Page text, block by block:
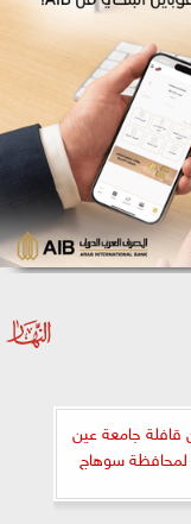
قافلة جامعة عين
سوهاج